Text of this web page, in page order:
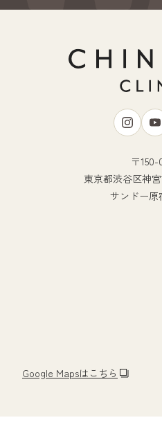
Google Mapsはこちら
〒150-
東京都渋谷区神
サンドー原